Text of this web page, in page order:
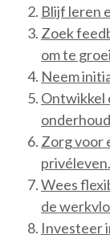
Blijf leren
Zoek
om te
Neem
Ontwikkel
Zorg voor
privéleven.
Wees
de
Investeer